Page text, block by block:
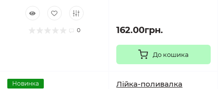
0 162.00грн.
До кошика
Новинка
Лійка-поливалка